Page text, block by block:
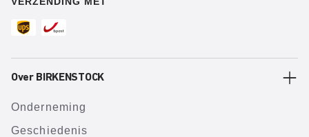
Over BIRKENSTOCK
Onderneming
Geschiedenis